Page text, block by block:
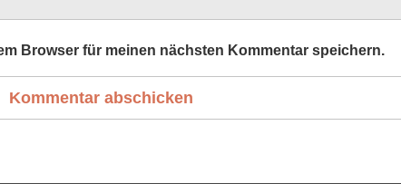
Browser für meinen nächsten Kommentar speichern.